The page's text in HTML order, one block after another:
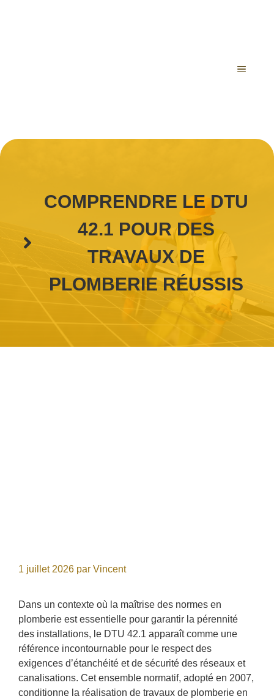
MENU
COMPRENDRE LE DTU
42.1 POUR DES
TRAVAUX DE
PLOMBERIE RÉUSSIS
1 juillet 2026 par Vincent
Dans un contexte où la maîtrise des normes en
plomberie est essentielle pour garantir la pérennité
des installations, le DTU 42.1 apparaît comme une
référence incontournable pour le respect des
exigences d’étanchéité et de sécurité des réseaux et
canalisations. Cet ensemble normatif, adopté en 2007,
conditionne la réalisation de travaux de plomberie en